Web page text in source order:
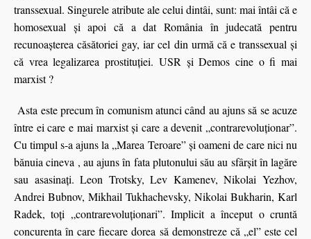
transsexual. Singurele atribute ale celui dintâi, sunt: mai întâi că e
homosexual şi apoi că a dat România în judecată pentru
recunoaşterea căsătoriei gay, iar cel din urmă că e transsexual şi
că vrea legalizarea prostituţiei. USR și Demos cine o fi mai
marxist ?
Asta este precum în comunism atunci când au ajuns să se acuze
între ei care e mai marxist şi care a devenit „contrarevoluţionar”.
Cu timpul s-a ajuns la „Marea Teroare” şi oameni de care nici nu
bănuia cineva , au ajuns în fata plutonului său au sfârşit în lagăre
sau asasinaţi. Leon Trotsky, Lev Kamenev, Nikolai Yezhov,
Andrei Bubnov, Mikhail Tukhachevsky, Nikolai Bukharin, Karl
Radek, toţi „contrarevoluționari”. Implicit a început o cruntă
concurenta în care fiecare dorea să demonstreze că „el” este cel